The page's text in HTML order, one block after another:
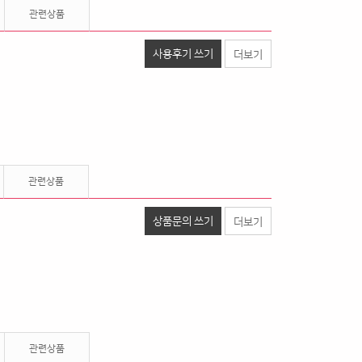
관련상품
사용후기 쓰기 더보기
관련상품
상품문의 쓰기 더보기
관련상품